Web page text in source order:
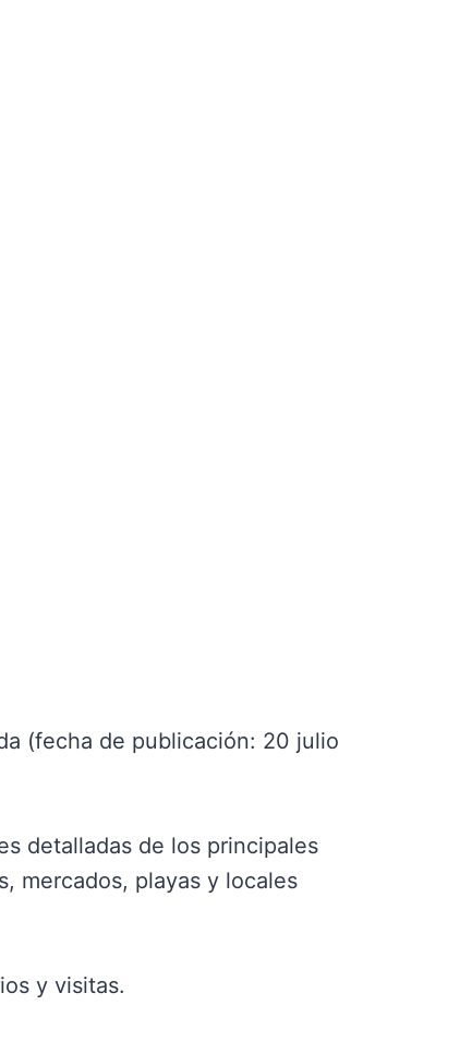
(fecha de publicación: 20 julio
detalladas de los principales
mercados, playas y locales
y visitas.